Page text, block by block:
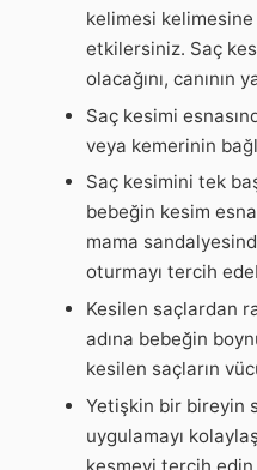
kelimesi
etkilersiniz. Saç
olacağını, canının
Saç kesimi
veya kemerinin
Saç kesimini tek
bebeğin kesim
mama
oturmayı tercih
Kesilen saçlardan
adına bebeğin
kesilen saçların
Yetişkin bir bireyin
uygulamayı
kesmeyi tercih edin.